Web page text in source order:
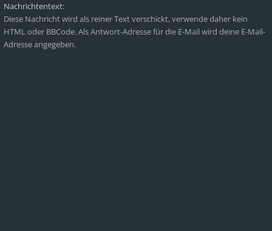
Nachrichtentext:
Diese Nachricht wird als reiner Text verschickt, verwende daher kein
HTML oder BBCode. Als Antwort-Adresse für die E-Mail wird deine E-Mail-
Adresse angegeben.